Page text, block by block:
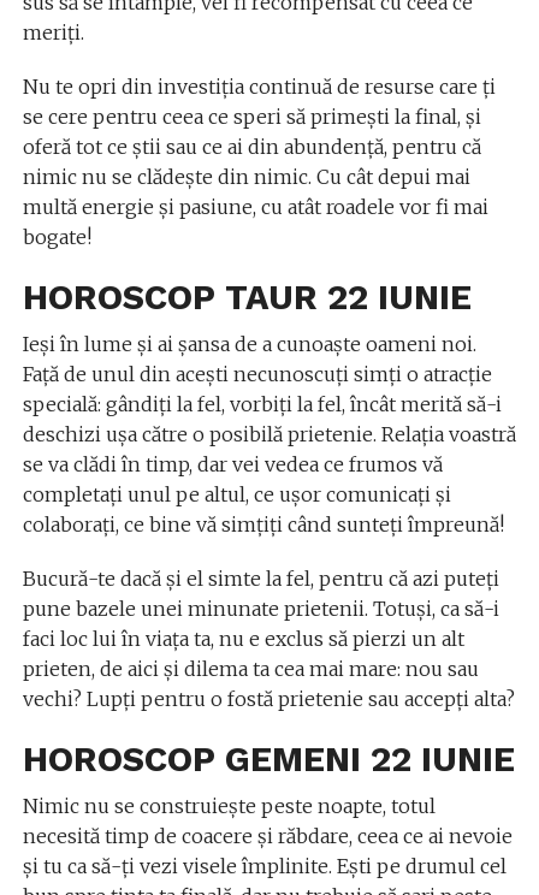
meriţi.
Nu te opri din investiţia continuă de resurse care ţi
se cere pentru ceea ce speri să primeşti la final, şi
oferă tot ce ştii sau ce ai din abundenţă, pentru că
nimic nu se clădeşte din nimic. Cu cât depui mai
multă energie şi pasiune, cu atât roadele vor fi mai
bogate!
HOROSCOP TAUR 22 IUNIE
Ieşi în lume şi ai şansa de a cunoaşte oameni noi.
Faţă de unul din aceşti necunoscuţi simţi o atracţie
specială: gândiţi la fel, vorbiţi la fel, încât merită să-i
deschizi uşa către o posibilă prietenie. Relaţia voastră
se va clădi în timp, dar vei vedea ce frumos vă
completaţi unul pe altul, ce uşor comunicaţi şi
colaboraţi, ce bine vă simţiţi când sunteţi împreună!
Bucură-te dacă şi el simte la fel, pentru că azi puteţi
pune bazele unei minunate prietenii. Totuşi, ca să-i
faci loc lui în viaţa ta, nu e exclus să pierzi un alt
prieten, de aici şi dilema ta cea mai mare: nou sau
vechi? Lupţi pentru o fostă prietenie sau accepţi alta?
HOROSCOP GEMENI 22 IUNIE
Nimic nu se construieşte peste noapte, totul
necesită timp de coacere şi răbdare, ceea ce ai nevoie
şi tu ca să-ţi vezi visele împlinite. Eşti pe drumul cel